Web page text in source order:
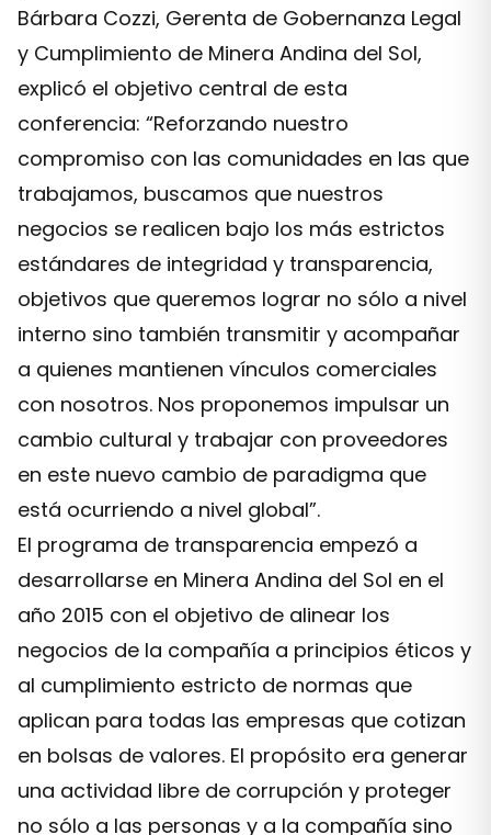
Bárbara Cozzi, Gerenta de Gobernanza Legal
y Cumplimiento de Minera Andina del Sol,
explicó el objetivo central de esta
conferencia: “Reforzando nuestro
compromiso con las comunidades en las que
trabajamos, buscamos que nuestros
negocios se realicen bajo los más estrictos
estándares de integridad y transparencia,
objetivos que queremos lograr no sólo a nivel
interno sino también transmitir y acompañar
a quienes mantienen vínculos comerciales
con nosotros. Nos proponemos impulsar un
cambio cultural y trabajar con proveedores
en este nuevo cambio de paradigma que
está ocurriendo a nivel global”.
El programa de transparencia empezó a
desarrollarse en Minera Andina del Sol en el
año 2015 con el objetivo de alinear los
negocios de la compañía a principios éticos y
al cumplimiento estricto de normas que
aplican para todas las empresas que cotizan
en bolsas de valores. El propósito era generar
una actividad libre de corrupción y proteger
no sólo a las personas y a la compañía sino